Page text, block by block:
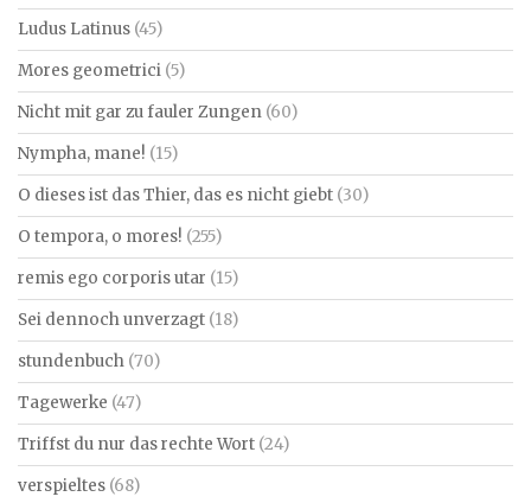
Ludus Latinus (45)
Mores geometrici (5)
Nicht mit gar zu fauler Zungen (60)
Nympha, mane! (15)
O dieses ist das Thier, das es nicht giebt (30)
O tempora, o mores! (255)
remis ego corporis utar (15)
Sei dennoch unverzagt (18)
stundenbuch (70)
Tagewerke (47)
Triffst du nur das rechte Wort (24)
verspieltes (68)